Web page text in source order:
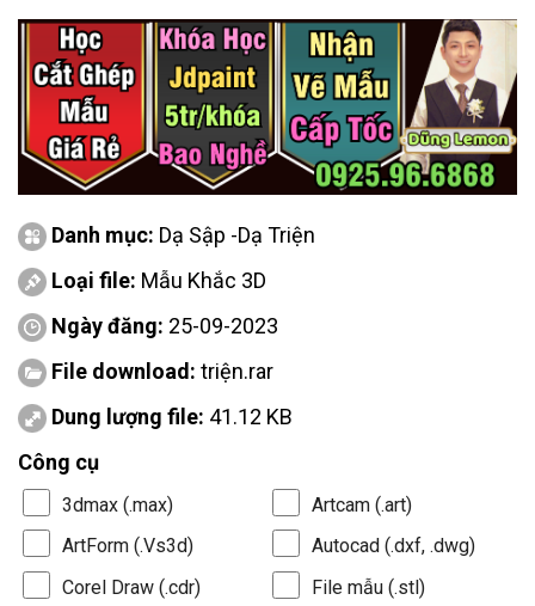
Danh mục: Dạ Sập -Dạ Triện
Loại file: Mẫu Khắc 3D
Ngày đăng: 25-09-2023
File download: triện.rar
Dung lượng file: 41.12 KB
Công cụ
3dmax (.max)
Artcam (.art)
ArtForm (.Vs3d)
Autocad (.dxf, .dwg)
Corel Draw (.cdr)
File mẫu (.stl)